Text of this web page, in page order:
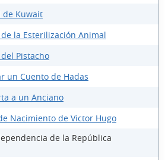
de Kuwait
la Esterilización Animal
Pistacho
un Cuento de Hadas
a un Anciano
Nacimiento de Victor Hugo
de la República